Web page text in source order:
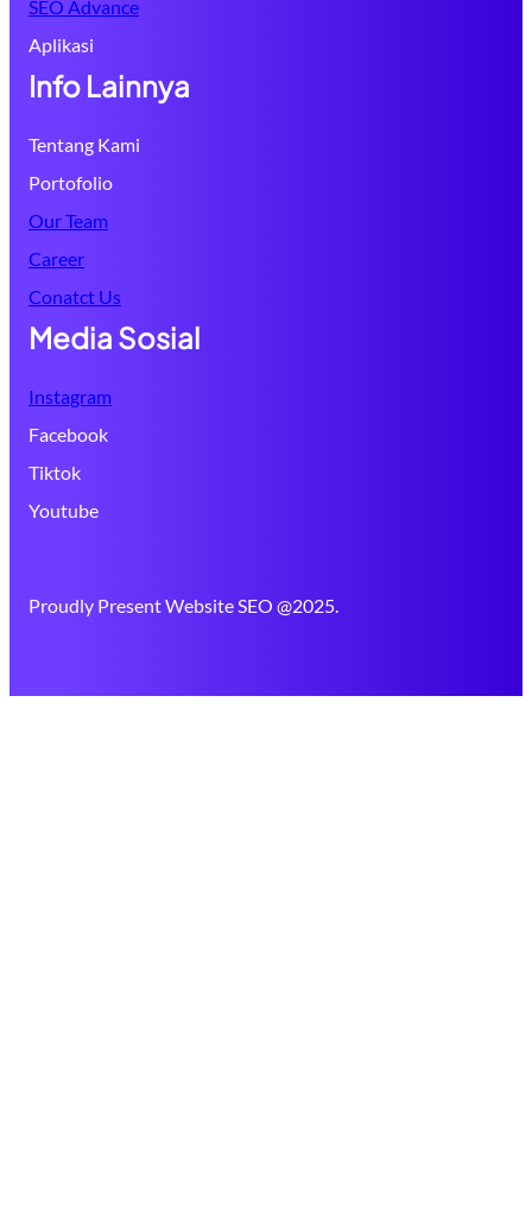
SEO Advance
Aplikasi
Info Lainnya
Tentang Kami
Portofolio
Our Team
Career
Conatct Us
Media Sosial
Instagram
Facebook
Tiktok
Youtube
Proudly Present Website SEO @2025.